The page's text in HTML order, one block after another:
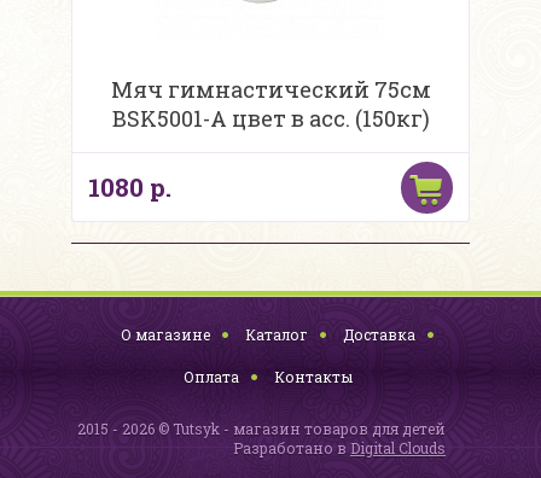
Мяч гимнастический 75см
BSK5001-A цвет в асс. (150кг)
1080 р.
О магазине Каталог Доставка
Оплата Контакты
2015 - 2026 © Tutsyk - магазин товаров для детей
Разработано в Digital Clouds